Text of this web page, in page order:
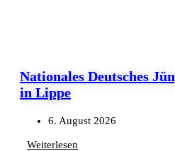
Nationales Deutsches
in Lippe
6. August 2026
Weiterlesen